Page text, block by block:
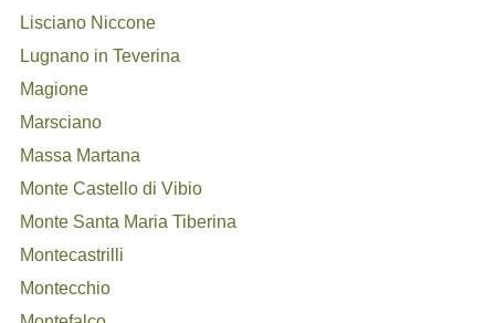
Lisciano Niccone
Lugnano in Teverina
Magione
Marsciano
Massa Martana
Monte Castello di Vibio
Monte Santa Maria Tiberina
Montecastrilli
Montecchio